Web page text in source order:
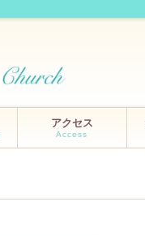
アクセス
Access